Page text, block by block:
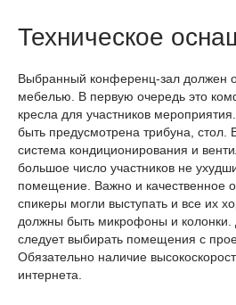
Техническое
Выбранный конференц-зал должен
мебелью. В первую очередь это
кресла для участников
быть предусмотрена трибуна, стол.
система кондиционирования и
большое число участников не
помещение. Важно и качественное
спикеры могли выступать и все их
должны быть микрофоны и колонки.
следует выбирать помещения с
Обязательно наличие
интернета.